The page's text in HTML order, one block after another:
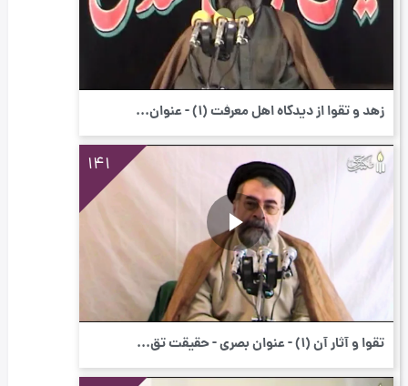
زهد و تقوا از دیدگاه اهل معرفت (١) - عنوان...
141
تقوا و آثار آن (١) - عنوان بصری - حقیقت تق...